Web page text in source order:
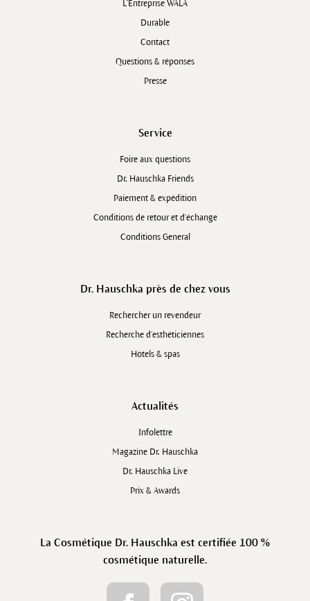
L'Entreprise WALA
Durable
Contact
Questions & réponses
Presse
Service
Foire aux questions
Dr. Hauschka Friends
Paiement & expédition
Conditions de retour et d'échange
Conditions General
Dr. Hauschka près de chez vous
Rechercher un revendeur
Recherche d’esthéticiennes
Hôtels & spas
Actualités
Infolettre
Magazine Dr. Hauschka
Dr. Hauschka Live
Prix & Awards
La Cosmétique Dr. Hauschka est certifiée 100 %
cosmétique naturelle.